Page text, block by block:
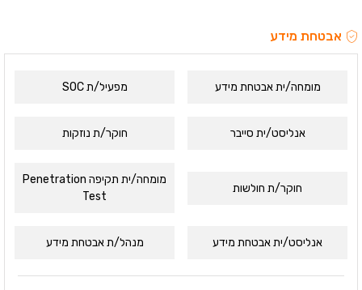
אבטחת מידע
מומחה/ית אבטחת מידע מפעיל/ת SOC
אנליסט/ית סייבר חוקר/ת נוזקות
חוקר/ת חולשות
מומחה/ית תקיפה Penetration
Test
אנליסט/ית אבטחת מידע מנהל/ת אבטחת מידע